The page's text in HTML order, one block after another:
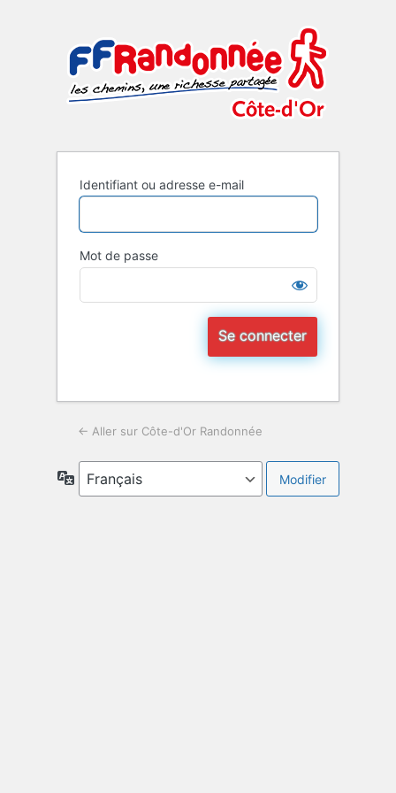
connecter
Identifiant ou adresse e-mail
Mot de passe
← Aller sur Côte-d'Or Randonnée
Langue